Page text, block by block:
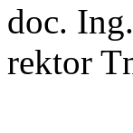
doc.
rektor